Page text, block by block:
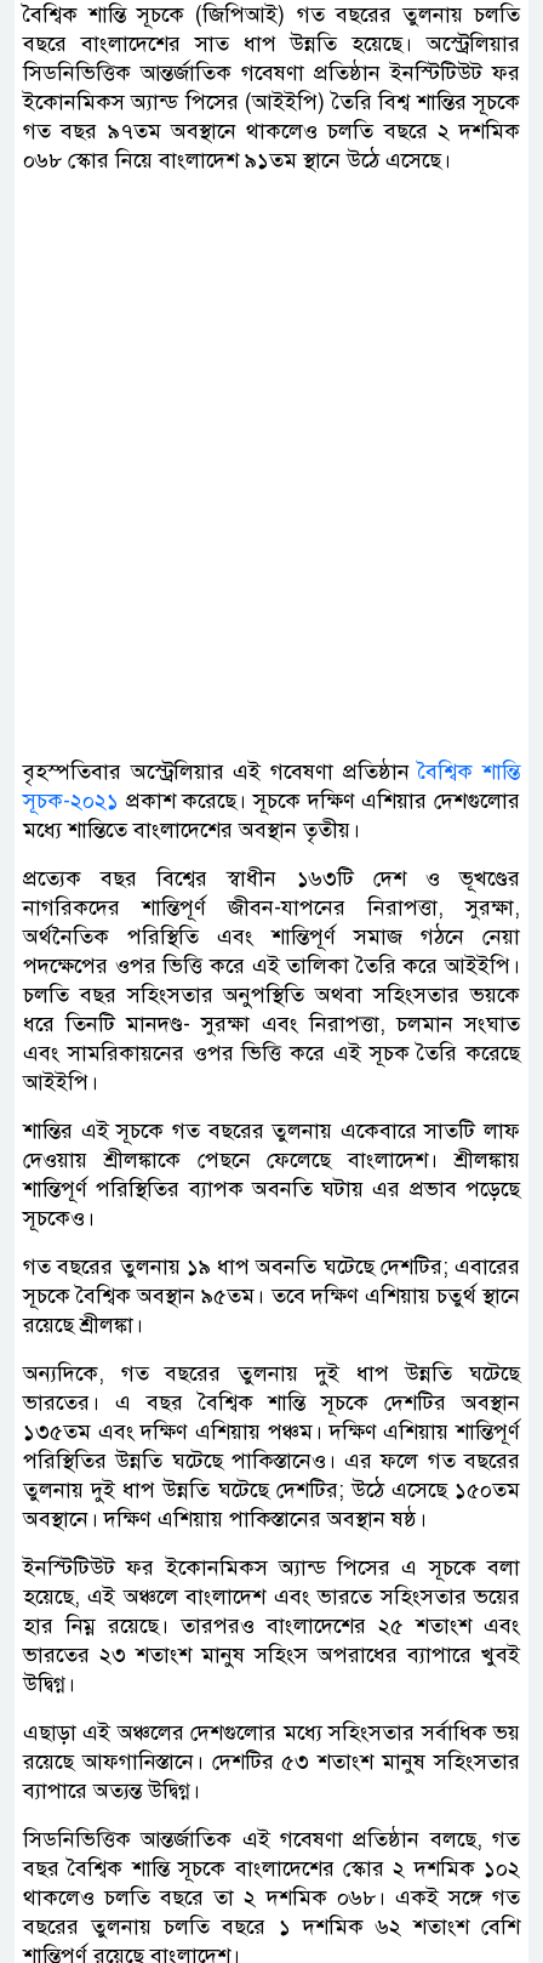
বৈশ্বিক শান্তি সূচকে (জিপিআই) গত বছরের তুলনায় চলতি
বছরে বাংলাদেশের সাত ধাপ উন্নতি হয়েছে। অস্ট্রেলিয়ার
সিডনিভিত্তিক আন্তর্জাতিক গবেষণা প্রতিষ্ঠান ইনস্টিটিউট ফর
ইকোনমিকস অ্যান্ড পিসের (আইইপি) তৈরি বিশ্ব শান্তির সূচকে
গত বছর ৯৭তম অবস্থানে থাকলেও চলতি বছরে ২ দশমিক
০৬৮ স্কোর নিয়ে বাংলাদেশ ৯১তম স্থানে উঠে এসেছে।
বৃহস্পতিবার অস্ট্রেলিয়ার এই গবেষণা প্রতিষ্ঠানবৈশ্বিক শান্তি
সূচক-২০২১ প্রকাশ করেছে। সূচকে দক্ষিণ এশিয়ার দেশগুলোর
মধ্যে শান্তিতে বাংলাদেশের অবস্থান তৃতীয়।
প্রত্যেক বছর বিশ্বের স্বাধীন ১৬৩টি দেশ ও ভূখণ্ডের
নাগরিকদের শান্তিপূর্ণ জীবন-যাপনের নিরাপত্তা, সুরক্ষা,
অর্থনৈতিক পরিস্থিতি এবং শান্তিপূর্ণ সমাজ গঠনে নেয়া
পদক্ষেপের ওপর ভিত্তি করে এই তালিকা তৈরি করে আইইপি।
চলতি বছর সহিংসতার অনুপস্থিতি অথবা সহিংসতার ভয়কে
ধরে তিনটি মানদণ্ড- সুরক্ষা এবং নিরাপত্তা, চলমান সংঘাত
এবং সামরিকায়নের ওপর ভিত্তি করে এই সূচক তৈরি করেছে
আইইপি।
শান্তির এই সূচকে গত বছরের তুলনায় একেবারে সাতটি লাফ
দেওয়ায় শ্রীলঙ্কাকে পেছনে ফেলেছে বাংলাদেশ। শ্রীলঙ্কায়
শান্তিপূর্ণ পরিস্থিতির ব্যাপক অবনতি ঘটায় এর প্রভাব পড়েছে
সূচকেও।
গত বছরের তুলনায় ১৯ ধাপ অবনতি ঘটেছে দেশটির; এবারের
সূচকে বৈশ্বিক অবস্থান ৯৫তম। তবে দক্ষিণ এশিয়ায় চতুর্থ স্থানে
রয়েছে শ্রীলঙ্কা।
অন্যদিকে, গত বছরের তুলনায় দুই ধাপ উন্নতি ঘটেছে
ভারতের। এ বছর বৈশ্বিক শান্তি সূচকে দেশটির অবস্থান
১৩৫তম এবং দক্ষিণ এশিয়ায় পঞ্চম। দক্ষিণ এশিয়ায় শান্তিপূর্ণ
পরিস্থিতির উন্নতি ঘটেছে পাকিস্তানেও। এর ফলে গত বছরের
তুলনায় দুই ধাপ উন্নতি ঘটেছে দেশটির; উঠে এসেছে ১৫০তম
অবস্থানে। দক্ষিণ এশিয়ায় পাকিস্তানের অবস্থান ষষ্ঠ।
ইনস্টিটিউট ফর ইকোনমিকস অ্যান্ড পিসের এ সূচকে বলা
হয়েছে, এই অঞ্চলে বাংলাদেশ এবং ভারতে সহিংসতার ভয়ের
হার নিম্ন রয়েছে। তারপরও বাংলাদেশের ২৫ শতাংশ এবং
ভারতের ২৩ শতাংশ মানুষ সহিংস অপরাধের ব্যাপারে খুবই
উদ্বিগ্ন।
এছাড়া এই অঞ্চলের দেশগুলোর মধ্যে সহিংসতার সর্বাধিক ভয়
রয়েছে আফগানিস্তানে। দেশটির ৫৩ শতাংশ মানুষ সহিংসতার
ব্যাপারে অত্যন্ত উদ্বিগ্ন।
সিডনিভিত্তিক আন্তর্জাতিক এই গবেষণা প্রতিষ্ঠান বলছে, গত
বছর বৈশ্বিক শান্তি সূচকে বাংলাদেশের স্কোর ২ দশমিক ১০২
থাকলেও চলতি বছরে তা ২ দশমিক ০৬৮। একই সঙ্গে গত
বছরের তুলনায় চলতি বছরে ১ দশমিক ৬২ শতাংশ বেশি
শান্তিপূর্ণ রয়েছে বাংলাদেশ।